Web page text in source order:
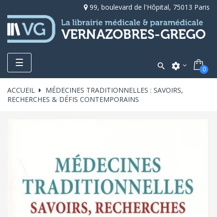
99, boulevard de l'Hôpital, 75013 Paris
Toggle
navigation
☰  settings 0
ACCUEIL
MÉDECINES TRADITIONNELLES : SAVOIRS,
RECHERCHES & DÉFIS CONTEMPORAINS